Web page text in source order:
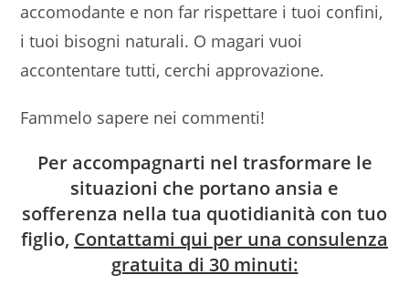
accomodante e non far rispettare i tuoi confini,
i tuoi bisogni naturali. O magari vuoi
accontentare tutti, cerchi approvazione.
Fammelo sapere nei commenti!
Per accompagnarti nel trasformare le
situazioni che portano ansia e
sofferenza nella tua quotidianità con tuo
figlio, Contattami qui per una consulenza
gratuita di 30 minuti: